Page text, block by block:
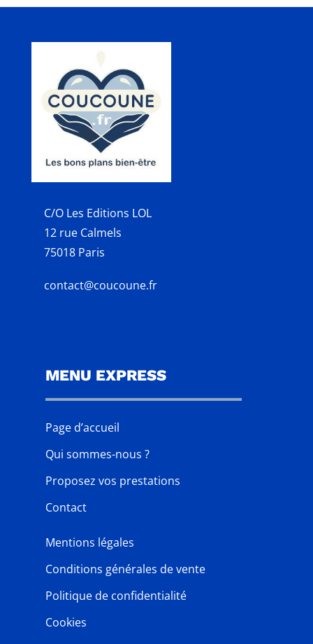
C/O Les Editions LOL
12 rue Calmels
75018 Paris
contact@coucoune.fr
MENU EXPRESS
Page d’accueil
Qui sommes-nous ?
Proposez vos prestations
Contact
Mentions légales
Conditions générales de vente
Politique de confidentialité
Cookies